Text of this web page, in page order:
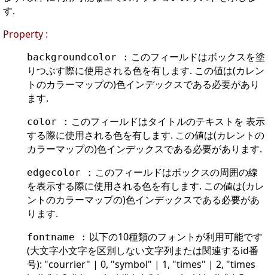
す.
Property :
backgroundcolor : このフィールドはボックスを塗
りつぶす際に使用される色を有します. この値は(カレン
トのカラーマップの)色インデックスである必要があり
ます.
color : このフィールドはタイトルのテキストを 表示
する際に使用される色を有します. この値は(カレントの
カラーマップの)色インデックスである必要があります.
edgecolor : このフィールドはボックスの周囲の線
を表示する際に使用される色を有します. この値は(カレ
ントのカラーマップの)色インデックスである必要があ
ります.
fontname : 以下の10種類のフォントが利用可能です
(大文字小文字を区別しない文字列または関連するid番
号): "courrier" | 0, "symbol" | 1, "times" | 2, "times